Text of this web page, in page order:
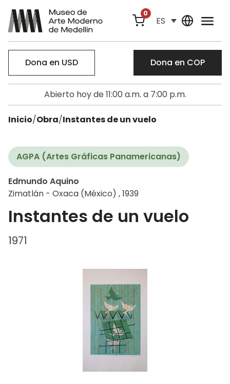
0
ES
Dona en USD Dona en COP
Abierto hoy de 11:00 a.m. a 7:00 p.m.
Inicio/Obra/Instantes de un vuelo
AGPA (Artes Gráficas Panamericanas)
Edmundo Aquino
Zimatlán - Oxaca (México) , 1939
Instantes de un vuelo
1971